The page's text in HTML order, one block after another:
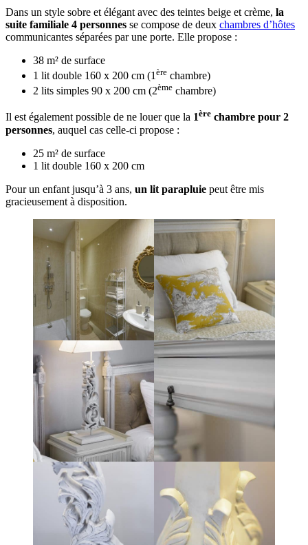
Dans un style sobre et élégant avec des teintes beige et crème, la
suite familiale 4 personnes se compose de deux chambres d’hôtes
communicantes séparées par une porte. Elle propose :
38 m² de surface
1 lit double 160 x 200 cm (1 ère chambre)
2 lits simples 90 x 200 cm (2ème chambre)
Il est également possible de ne louer que la 1ère chambre pour 2
personnes, auquel cas celle-ci propose :
25 m² de surface
1 lit double 160 x 200 cm
Pour un enfant jusqu’à 3 ans, un lit parapluie peut être mis
gracieusement à disposition.